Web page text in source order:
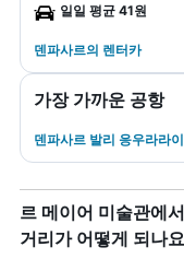
일일 평균 41원
덴파사르​의 렌터카
가장 가까운 공항
덴파사르 발리 응우라라
르 메이어 미술관에
거리가 어떻게 되나